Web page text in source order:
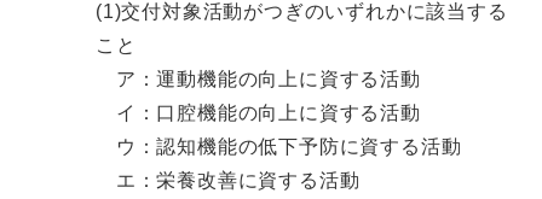
(1)交付対象活動がつぎのいずれかに該当する
こと
ア：運動機能の向上に資する活動
イ：口腔機能の向上に資する活動
ウ：認知機能の低下予防に資する活動
エ：栄養改善に資する活動